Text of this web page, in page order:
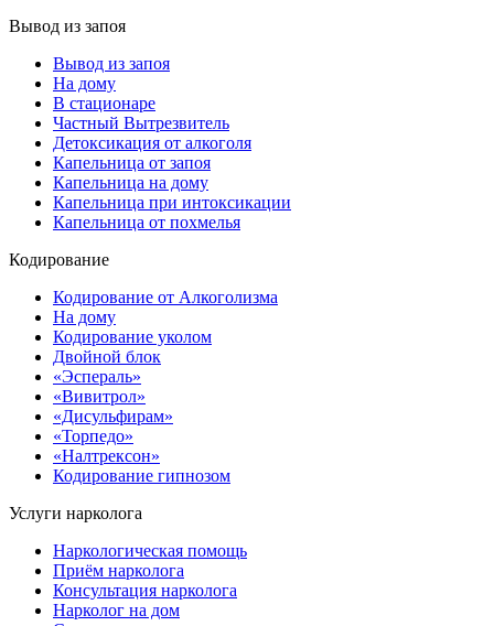
Вывод из запоя
Вывод из запоя
На дому
В стационаре
Частный Вытрезвитель
Детоксикация от алкоголя
Капельница от запоя
Капельница на дому
Капельница при интоксикации
Капельница от похмелья
Кодирование
Кодирование от Алкоголизма
На дому
Кодирование уколом
Двойной блок
«Эспераль»
«Вивитрол»
«Дисульфирам»
«Торпедо»
«Налтрексон»
Кодирование гипнозом
Услуги нарколога
Наркологическая помощь
Приём нарколога
Консультация нарколога
Нарколог на дом